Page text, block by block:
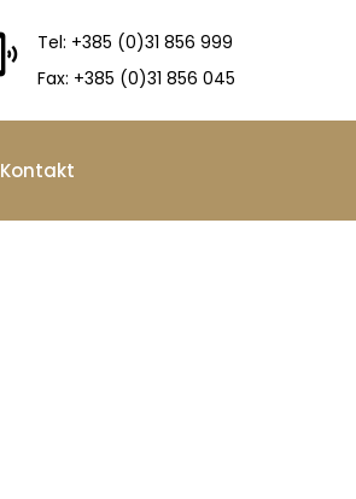
Tel: +385 (0)31 856 999
Fax: +385 (0)31 856 045
Kontakt